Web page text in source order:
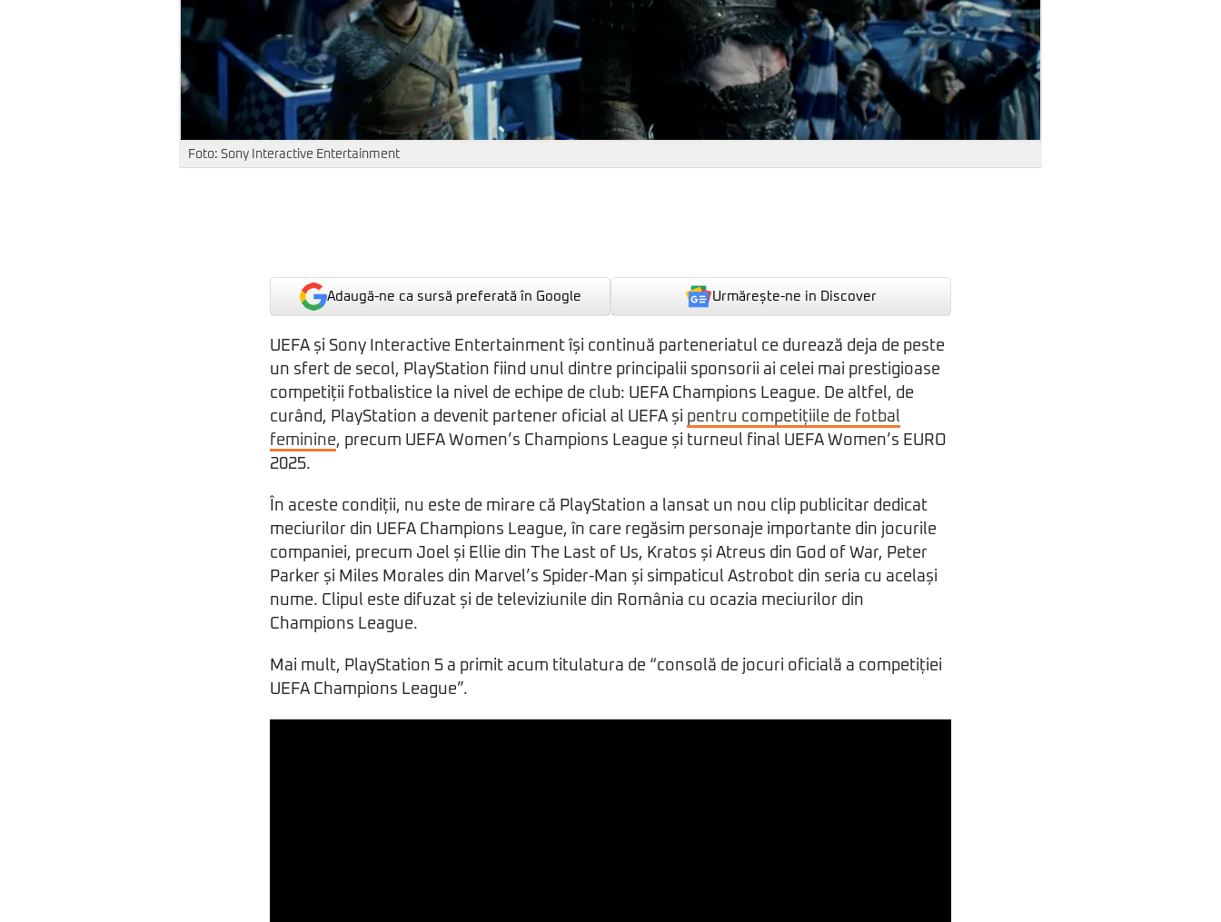
Foto: Sony Interactive Entertainment
Adaugă-ne ca sursă preferată în Google Urmărește-ne in Discover
UEFA și Sony Interactive Entertainment își continuă parteneriatul ce durează deja de peste
un sfert de secol, PlayStation fiind unul dintre principalii sponsorii ai celei mai prestigioase
competiții fotbalistice la nivel de echipe de club: UEFA Champions League. De altfel, de
curând, PlayStation a devenit partener oficial al UEFA și pentru competițiile de fotbal
feminine, precum UEFA Women’s Champions League și turneul final UEFA Women’s EURO
2025.
În aceste condiții, nu este de mirare că PlayStation a lansat un nou clip publicitar dedicat
meciurilor din UEFA Champions League, în care regăsim personaje importante din jocurile
companiei, precum Joel și Ellie din The Last of Us, Kratos și Atreus din God of War, Peter
Parker și Miles Morales din Marvel’s Spider-Man și simpaticul Astrobot din seria cu același
nume. Clipul este difuzat și de televiziunile din România cu ocazia meciurilor din
Champions League.
Mai mult, PlayStation 5 a primit acum titulatura de “consolă de jocuri oficială a competiției
UEFA Champions League”.